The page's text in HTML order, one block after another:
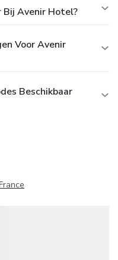
Bij Avenir Hotel?
Voor Avenir
Beschikbaar
France